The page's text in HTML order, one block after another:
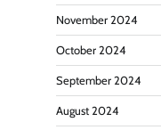
November 2024
October 2024
September 2024
August 2024